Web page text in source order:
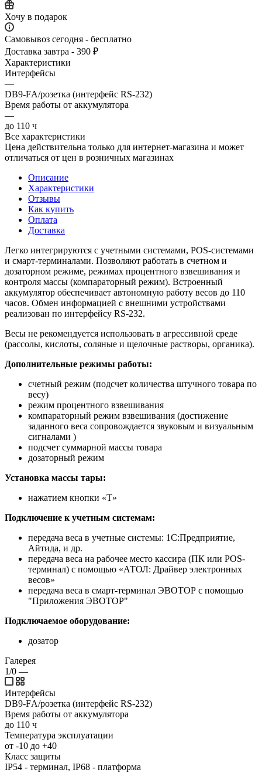
Хочу в подарок
Самовывоз сегодня - бесплатно
Доставка завтра - 390 ₽
Характеристики
Интерфейсы
—
DB9-FА/розетка (интерфейс RS-232)
Время работы от аккумулятора
—
до 110 ч
Все характеристики
Цена действительна только для интернет-магазина и может
отличаться от цен в розничных магазинах
Описание
Характеристики
Отзывы
Как купить
Оплата
Доставка
Легко интегрируются с учетными системами, POS-системами
и смарт-терминалами. Позволяют работать в счетном и
дозаторном режиме, режимах процентного взвешивания и
контроля массы (компараторный режим). Встроенный
аккумулятор обеспечивает автономную работу весов до 110
часов. Обмен информацией с внешними устройствами
реализован по интерфейсу RS-232.
Весы не рекомендуется использовать в агрессивной среде
(рассолы, кислоты, соляные и щелочные растворы, органика).
Дополнительные режимы работы:
счетный режим (подсчет количества штучного товара по
весу)
режим процентного взвешивания
компараторный режим взвешивания (достижение
заданного веса сопровождается звуковым и визуальным
сигналами )
подсчет суммарной массы товара
дозаторный режим
Установка массы тары:
нажатием кнопки «T»
Подключение к учетным системам:
передача веса в учетные системы: 1С:Предприятие,
Айтида, и др.
передача веса на рабочее место кассира (ПК или POS-
терминал) с помощью «АТОЛ: Драйвер электронных
весов»
передача веса в смарт-терминал ЭВОТОР с помощью
"Приложения ЭВОТОР"
Подключаемое оборудование:
дозатор
Галерея
1/0 —
Интерфейсы
DB9-FА/розетка (интерфейс RS-232)
Время работы от аккумулятора
до 110 ч
Температура эксплуатации
от -10 до +40
Класс защиты
IP54 - терминал, IP68 - платформа